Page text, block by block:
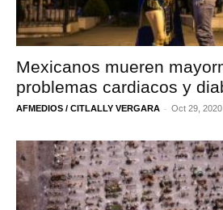
Mexicanos mueren
problemas cardiacos y
AFMEDIOS / CITLALLY VERGARA - Oct 29, 2020